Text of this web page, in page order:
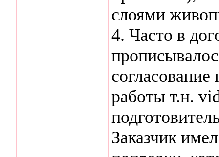
слоями
4. Часто в
согласование
работы т.н.
Заказчик